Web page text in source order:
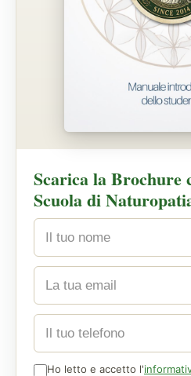
Scarica la Brochure
Scuola di
Ho letto e accetto l'